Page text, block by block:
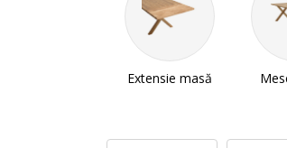
Extensie masă